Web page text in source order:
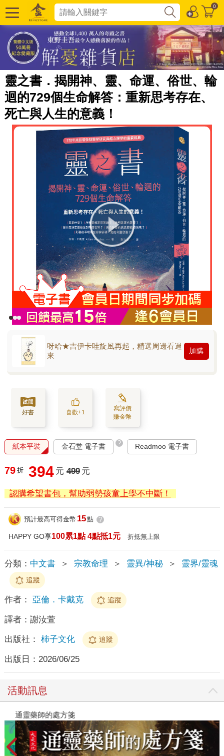
0
靈之書．揭開神、靈、命運、俗世、輪
迴的729個生命解答：重新思考存在、
死亡與人生的意義！
呀哈★吉伊卡哇旋風再起，精選周邊看過
來
加購
好書 喜歡+1
寫評價
賺金幣
紙本平裝 金石堂 電子書 ? Readmoo 電子書
79 折 394 元 499 元
認購希望書包，幫助弱勢孩童上學不中斷！
預計最高可得金幣 15點 ?
HAPPY GO享100累1點 4點抵1元 折抵無上限
分類： 中文書 ＞ 宗教命理 ＞ 靈異/神秘 ＞ 靈界/靈魂
追蹤
作者： 亞倫．卡戴克 追蹤
譯者： 謝汝萱
出版社： 柿子文化 追蹤
出版日： 2026/06/25
活動訊息
通靈藥師的處方箋